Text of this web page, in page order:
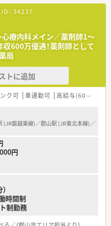
務を中心に、もちろん、在宅など
チームも立ち上げしており、連携
業として対応を進めています。
ーニングなど研修制度も充実し
しています。ブランクのある方・
学べる体制が整っています。
ら調剤を学びたい・ブランクのあ
ン薬局です。
本社が作成しており、店舗全体の
人数体制で勤務できるよう調整して
り、有給休暇の取得率が95％以上
以上でお仕事をプライベートの両
島県を中心とし多数店舗展開して
スに、地域医療に開かれた薬局作
： 34237
療内科メイン／薬剤師1～
600万優遇！薬剤師として
局
トに追加
ク可 車通勤可 高給与(600万円以上)
(JR磐越東線)／郡山駅 (JR東北本線)／
円
時間制
制勤務